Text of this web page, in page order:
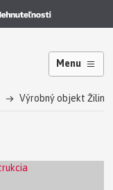
Menu
Výrobný objekt Žilina